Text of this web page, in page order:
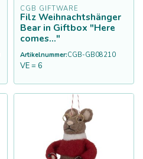
CGB GIFTWARE
Filz Weihnachtshänger
Bear in Giftbox "Here
comes..."
Artikelnummer:CGB-GB08210
VE = 6